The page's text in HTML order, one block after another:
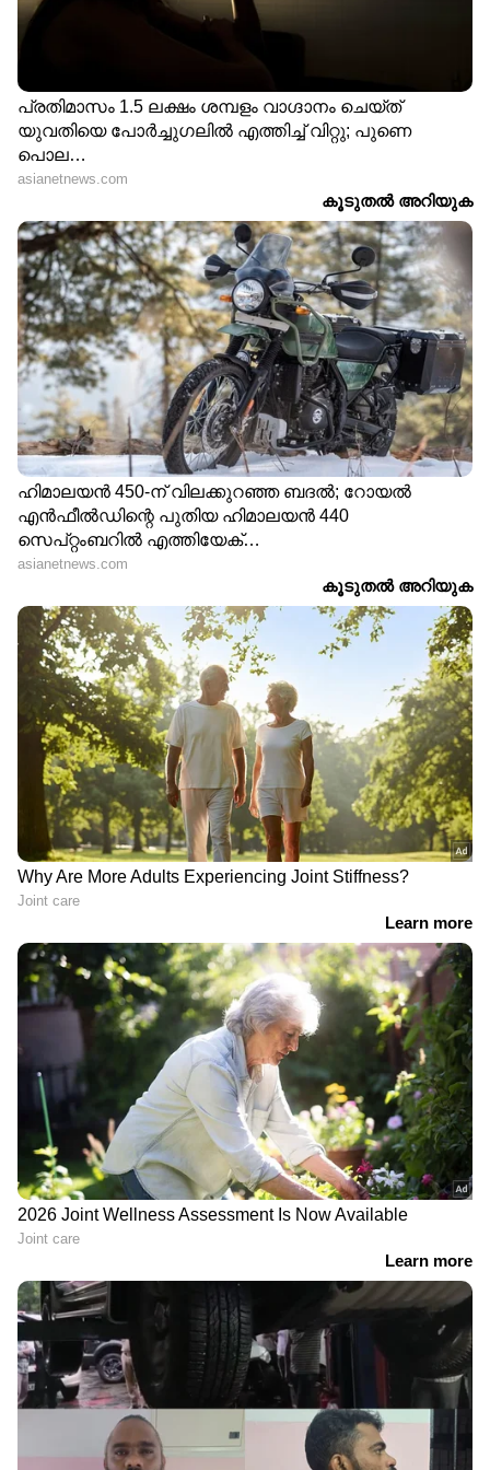
ഉറപ്പുവരുത്തണം. അവർക്ക് മാനസിക പിന്തുണ
നൽകാനുള്ള കൗൺസിലിംഗ് സംവിധാനങ്ങളും
ആശുപത്രികളിൽ നിർബന്ധമാക്കേണ്ടതുണ്ട്.
ഒരു സമൂഹത്തിന്റെ ആരോഗ്യ സൂചിക ഉയർന്നു
നിൽക്കുന്നത് അവിടെ പ്രവർത്തിക്കുന്ന
നഴ്സുമാരുടെ കൂടി കഠിനാധ്വാനത്തിന്റെ
ഫലമായാണ്. അവർ സ്വന്തം കുടുംബത്തെയും
ആരോഗ്യത്തെയും മറന്ന് മറ്റുള്ളവർക്കായി
ജീവിക്കുന്നവരാണ്. അതുകൊണ്ട് തന്നെ ഈ
നഴ്സസ് ദിനത്തിൽ, അവർക്കായി
കയ്യടിക്കുന്നതിനൊപ്പം അവരുടെ ജീവിത
സാഹചര്യങ്ങൾ മെച്ചപ്പെടുത്താനുമുള്ള കൂട്ടായ
പരിശ്രമങ്ങൾക്കും നാം തുടക്കം
കുറിക്കേണ്ടതുണ്ട്. എങ്കിൽ മാത്രമേ മികച്ച
യുവതലമുറ ഈ മഹത്തായ സേവന
മേഖലയിലേക്ക് കടന്നുവരികയുള്ളൂ.
കാലക്രമേണ ആരോഗ്യരംഗത്തുണ്ടാകുന്ന
മാറ്റങ്ങൾക്കൊപ്പം, നഴ്സുമാരുടെ
ജീവിതത്തിലും പ്രത്യാശയുടെ ഒരു മാറ്റം
ഉണ്ടാകട്ടെ എന്ന് ഈ ദിനത്തിൽ നമുക്ക്
പ്രത്യാശിക്കാം.
(പ്രമുഖ ഗ്യാസ്ട്രോ എൻട്രോളജിസ്റ്റും
സേനാധിപൻ ഇൻസ്റ്റിറ്റ്യൂട്ട് ഓഫ് മെഡിക്കൽ
സയൻസസിന്റെ ഡയറക്ടറുമായ ഡോ.
ബെെജു സേനാധിപൻ തയ്യാറാക്കിയ
ലേഖനം)
LATEST VIDEOS
ABOUT THE AUTHOR
RS Resmi Sreekumar
2018 മുതല്‍ ഏഷ്യാനെറ്റ് ന്യൂസ് ഓണ്‍ലൈനില്‍
പ്രവര്‍ത്തിക്കുന്നു. നിലവില്‍ സീനിയർ സബ് എഡിറ്റര്‍.
ജേണലിസത്തിൽ ബിരുദവും മാസ്
കമ്യൂണിക്കേഷനിൽ പിജി ഡിപ്ലോമയും നേടി. ആരോ​
ഗ്യം, ഫാഷൻ, ഫുഡ്, ലെെഫ് സ്റ്റെെൽ, വ്യുമൺ